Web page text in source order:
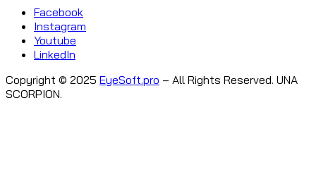
Facebook
Instagram
Youtube
LinkedIn
Copyright © 2025 EyeSoft.pro – All Rights Reserved. UNA
SCORPION.